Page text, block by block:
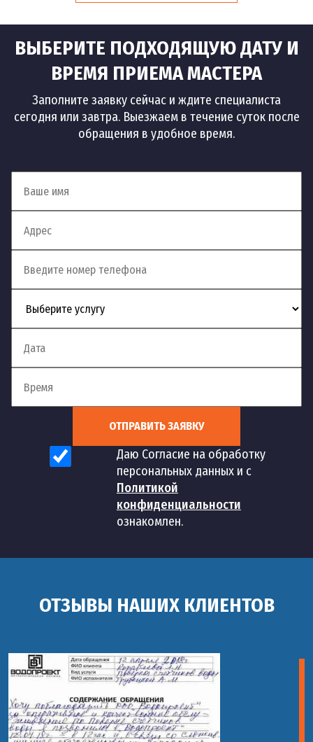
ВЫБЕРИТЕ ПОДХОДЯЩУЮ ДАТУ И
ВРЕМЯ ПРИЕМА МАСТЕРА
Заполните заявку сейчас и ждите специалиста
сегодня или завтра. Выезжаем в течение суток после
обращения в удобное время.
ОТПРАВИТЬ ЗАЯВКУ
Даю Согласие на обработку
персональных данных и с
Политикой
конфиденциальности
ознакомлен.
ОТЗЫВЫ НАШИХ КЛИЕНТОВ